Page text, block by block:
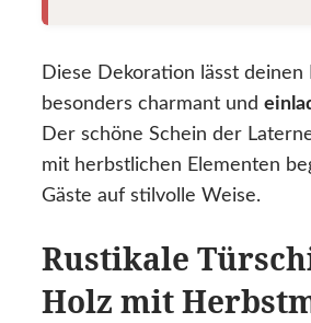
Diese Dekoration lässt deinen
besonders charmant und
Der schöne Schein der
mit herbstlichen Elementen
Gäste auf stilvolle Weise.
Rustikale
Holz mit